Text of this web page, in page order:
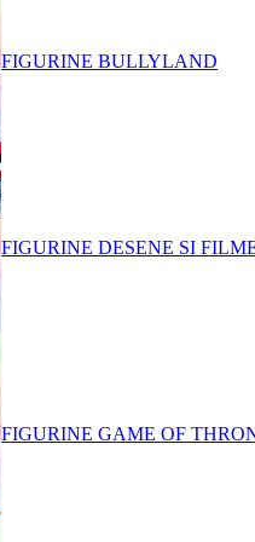
FIGURINE BULLYLAND
FIGURINE DESENE SI
FIGURINE GAME OF